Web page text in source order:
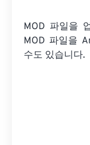
MOD 파일을
MOD 파일을
수도 있습니다.